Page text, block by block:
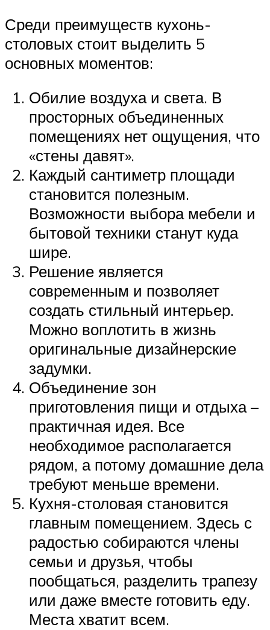
Среди преимуществ кухонь-
столовых стоит выделить 5
основных моментов:
Обилие воздуха и света. В
просторных объединенных
помещениях нет ощущения, что
«стены давят».
Каждый сантиметр площади
становится полезным.
Возможности выбора мебели и
бытовой техники станут куда
шире.
Решение является
современным и позволяет
создать стильный интерьер.
Можно воплотить в жизнь
оригинальные дизайнерские
задумки.
Объединение зон
приготовления пищи и отдыха –
практичная идея. Все
необходимое располагается
рядом, а потому домашние дела
требуют меньше времени.
Кухня-столовая становится
главным помещением. Здесь с
радостью собираются члены
семьи и друзья, чтобы
пообщаться, разделить трапезу
или даже вместе готовить еду.
Места хватит всем.